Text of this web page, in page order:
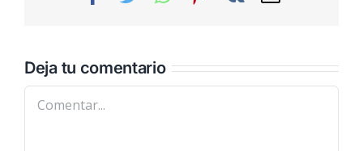
Deja tu comentario
Comentar